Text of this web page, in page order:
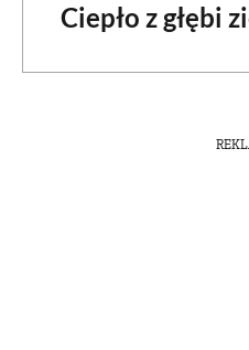
Ciepło z głębi